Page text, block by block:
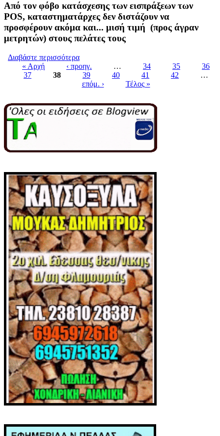
Από τον φόβο κατάσχεσης των εισπράξεων των
POS, καταστηματάρχες δεν διστάζουν να
προσφέρουν ακόμα και... μισή τιμή (προς άγραν
μετρητών) στους πελάτες τους
Διαβάστε περισσότερα
ΓΙΑ ΧΙΛΙΑΔΕΣ ΕΠΙΧΕΙΡΗΣΕΙΣ
Pages
« Αρχή ‹ προηγ. … 34 35
36
37
38 39 40 41 42
…
επόμ. ›
Τέλος »